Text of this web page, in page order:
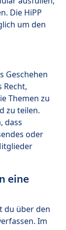
Die HiPP
um den
Geschehen
Recht,
Themen zu
zu teilen.
dass
oder
eine
du über den
Im